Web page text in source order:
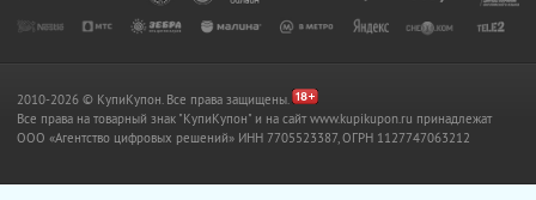
2010-2026 © КупиКупон. Все права защищены.
Все права на товарный знак "КупиКупон" и на сайт www.kupikupon.ru принадлежат
OOO «Агентство цифровых решений» ИНН 7705523387, ОГРН 1127747063212